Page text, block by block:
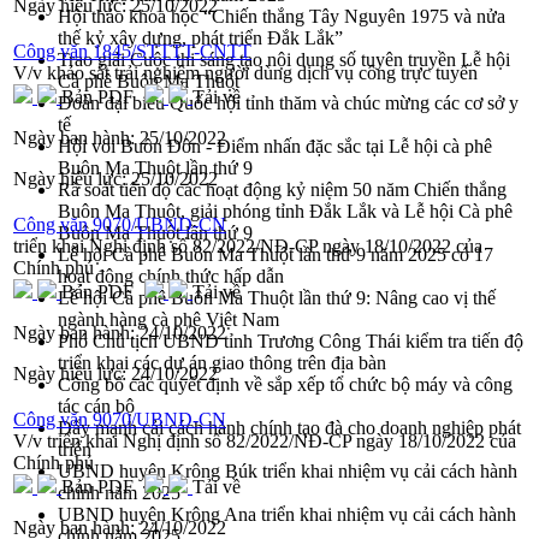
Hội thảo khoa học “Chiến thắng Tây Nguyên 1975 và nửa
thế kỷ xây dựng, phát triển Đắk Lắk”
Trao giải Cuộc thi sáng tạo nội dung số tuyên truyền Lễ hội
Cà phê Buôn Ma Thuột
Đoàn đại biểu Quốc hội tỉnh thăm và chúc mừng các cơ sở y
tế
Hội voi Buôn Đôn - Điểm nhấn đặc sắc tại Lễ hội cà phê
Buôn Ma Thuột lần thứ 9
Rà soát tiến độ các hoạt động kỷ niệm 50 năm Chiến thắng
Buôn Ma Thuột, giải phóng tỉnh Đắk Lắk và Lễ hội Cà phê
Buôn Ma Thuột lần thứ 9
Lễ hội Cà phê Buôn Ma Thuột lần thứ 9 năm 2025 có 17
hoạt động chính thức hấp dẫn
Lễ hội Cà phê Buôn Ma Thuột lần thứ 9: Nâng cao vị thế
ngành hàng cà phê Việt Nam
Phó Chủ tịch UBND tỉnh Trương Công Thái kiểm tra tiến độ
triển khai các dự án giao thông trên địa bàn
Công bố các quyết định về sắp xếp tổ chức bộ máy và công
tác cán bộ
Đẩy mạnh cải cách hành chính tạo đà cho doanh nghiệp phát
triển
UBND huyện Krông Búk triển khai nhiệm vụ cải cách hành
chính năm 2025
UBND huyện Krông Ana triển khai nhiệm vụ cải cách hành
Ngày hiệu lực:25/10/2022
Công văn 1845/STTTT-CNTT
V/v khảo sát trải nghiệm người dùng dịch vụ công trực tuyến
Bản PDF
Tải về
Ngày ban hành: 25/10/2022
Ngày hiệu lực:25/10/2022
Công văn 9070/UBND-CN
triển khai Nghị định số 82/2022/NĐ-CP ngày 18/10/2022 của
Chính phủ
Bản PDF
Tải về
Ngày ban hành:24/10/2022
Ngày hiệu lực:24/10/2022
Công văn 9070/UBND-CN
V/v triển khai Nghị định số 82/2022/NĐ-CP ngày 18/10/2022 của
Chính phủ
Bản PDF
Tải về
Ngày ban hành:24/10/2022